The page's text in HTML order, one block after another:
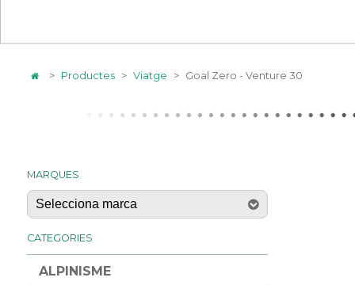
> Productes > Viatge > Goal Zero - Venture 30
MARQUES
CATEGORIES
ALPINISME